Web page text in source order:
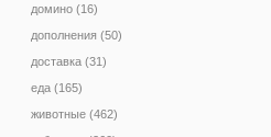
домино (16)
дополнения (50)
доставка (31)
еда (165)
животные (462)